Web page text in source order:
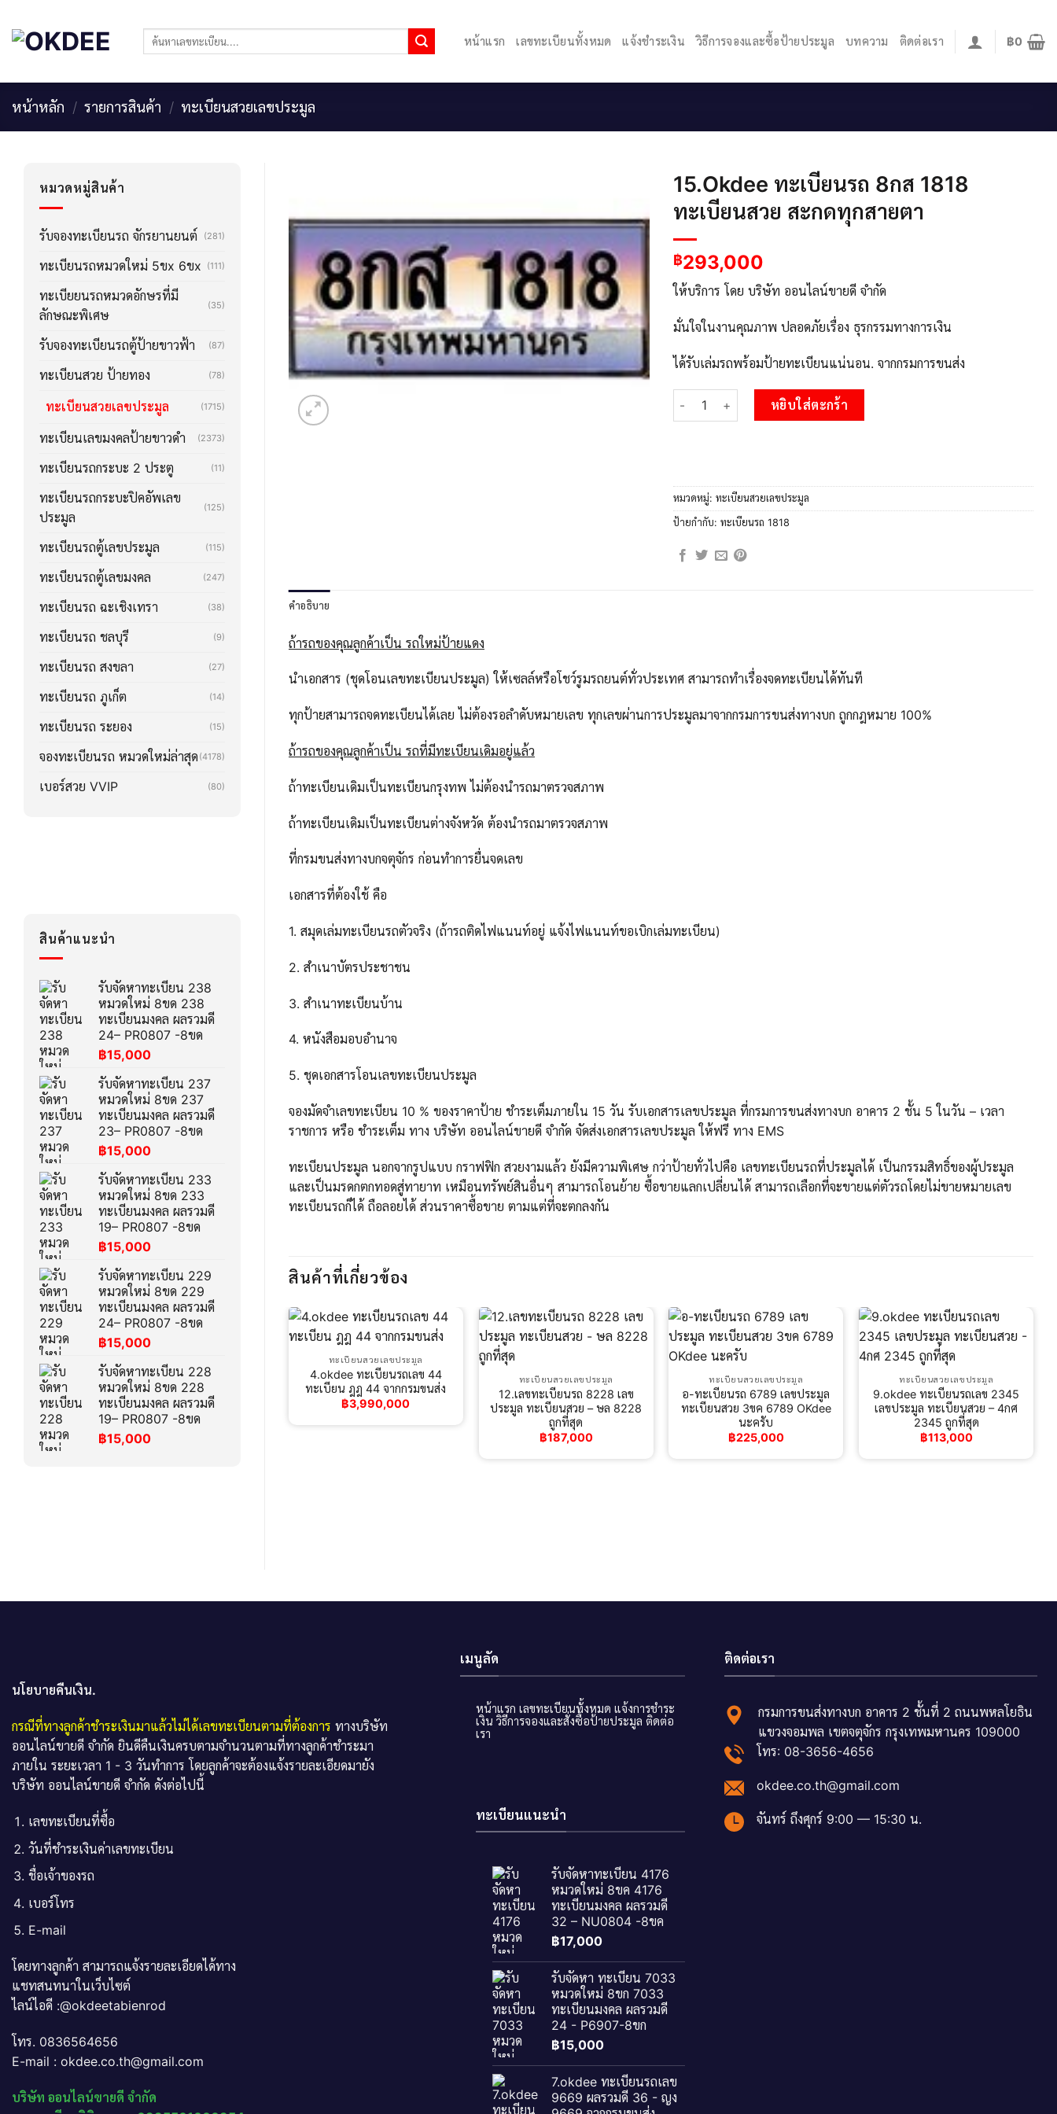
content
ค้นหา: หน้าแรก เลขทะเบียนทั้งหมด แจ้งชำระเงิน วิธีการจองและซื้อป้ายประมูล บทความ ติดต่อเรา ฿0
หน้าหลัก / รายการสินค้า / ทะเบียนสวยเลขประมูล
หมวดหมู่สินค้า
รับจองทะเบียนรถ จักรยานยนต์ (281)
ทะเบียนรถหมวดใหม่ 5ขx 6ขx (111)
ทะเบียยนรถหมวดอักษรที่มี
ลักษณะพิเศษ
(35)
รับจองทะเบียนรถตู้ป้ายขาวฟ้า (87)
ทะเบียนสวย ป้ายทอง (78)
ทะเบียนสวยเลขประมูล (1715)
ทะเบียนเลขมงคลป้ายขาวดำ (2373)
ทะเบียนรถกระบะ 2 ประตู (11)
ทะเบียนรถกระบะปิคอัพเลข
ประมูล
(125)
ทะเบียนรถตู้เลขประมูล (115)
ทะเบียนรถตู้เลขมงคล (247)
ทะเบียนรถ ฉะเชิงเทรา (38)
ทะเบียนรถ ชลบุรี (9)
ทะเบียนรถ สงขลา (27)
ทะเบียนรถ ภูเก็ต (14)
ทะเบียนรถ ระยอง (15)
จองทะเบียนรถ หมวดใหม่ล่าสุด (4178)
เบอร์สวย VVIP (80)
สินค้าแนะนำ
รับจัดหาทะเบียน 238
หมวดใหม่ 8ขด 238
ทะเบียนมงคล ผลรวมดี
24– PR0807 -8ขด
฿15,000
รับจัดหาทะเบียน 237
หมวดใหม่ 8ขด 237
ทะเบียนมงคล ผลรวมดี
23– PR0807 -8ขด
฿15,000
รับจัดหาทะเบียน 233
หมวดใหม่ 8ขด 233
ทะเบียนมงคล ผลรวมดี
19– PR0807 -8ขด
฿15,000
รับจัดหาทะเบียน 229
หมวดใหม่ 8ขด 229
ทะเบียนมงคล ผลรวมดี
24– PR0807 -8ขด
฿15,000
รับจัดหาทะเบียน 228
หมวดใหม่ 8ขด 228
ทะเบียนมงคล ผลรวมดี
19– PR0807 -8ขด
฿15,000
15.Okdee ทะเบียนรถ 8กส 1818
ทะเบียนสวย สะกดทุกสายตา
฿293,000
ให้บริการ โดย บริษัท ออนไลน์ขายดี จำกัด
มั่นใจในงานคุณภาพ ปลอดภัยเรื่อง ธุรกรรมทางการเงิน
ได้รับเล่มรถพร้อมป้ายทะเบียนแน่นอน. จากกรมการขนส่ง
จำนวน 15.Okdee ทะเบียนรถ 8กส 1818 ทะเบียนสวย สะกดทุกสายตา ชิ้น
หยิบใส่ตะกร้า
หมวดหมู่: ทะเบียนสวยเลขประมูล
ป้ายกำกับ: ทะเบียนรถ 1818
คำอธิบาย
ถ้ารถของคุณลูกค้าเป็น รถใหม่ป้ายแดง
นำเอกสาร (ชุดโอนเลขทะเบียนประมูล) ให้เซลล์หรือโชว์รูมรถยนต์ทั่วประเทศ สามารถทำเรื่องจดทะเบียนได้ทันที
ทุกป้ายสามารถจดทะเบียนได้เลย ไม่ต้องรอลำดับหมายเลข ทุกเลขผ่านการประมูลมาจากกรมการขนส่งทางบก ถูกกฎหมาย 100%
ถ้ารถของคุณลูกค้าเป็น รถที่มีทะเบียนเดิมอยู่แล้ว
ถ้าทะเบียนเดิมเป็นทะเบียนกรุงทพ ไม่ต้องนำรถมาตรวจสภาพ
ถ้าทะเบียนเดิมเป็นทะเบียนต่างจังหวัด ต้องนำรถมาตรวจสภาพ
ที่กรมขนส่งทางบกจตุจักร ก่อนทำการยื่นจดเลข
เอกสารที่ต้องใช้ คือ
1. สมุดเล่มทะเบียนรถตัวจริง (ถ้ารถติดไฟแนนท์อยู่ แจ้งไฟแนนท์ขอเบิกเล่มทะเบียน)
2. สำเนาบัตรประชาชน
3. สำเนาทะเบียนบ้าน
4. หนังสือมอบอำนาจ
5. ชุดเอกสารโอนเลขทะเบียนประมูล
จองมัดจำเลขทะเบียน 10 % ของราคาป้าย ชำระเต็มภายใน 15 วัน รับเอกสารเลขประมูล ที่กรมการขนส่งทางบก อาคาร 2 ชั้น 5 ในวัน – เวลา
ราชการ หรือ ชำระเต็ม ทาง บริษัท ออนไลน์ขายดี จำกัด จัดส่งเอกสารเลขประมูล ให้ฟรี ทาง EMS
ทะเบียนประมูล นอกจากรูปแบบ กราฟฟิก สวยงามแล้ว ยังมีความพิเศษ กว่าป้ายทั่วไปคือ เลขทะเบียนรถที่ประมูลได้ เป็นกรรมสิทธิ์ของผู้ประมูล
และเป็นมรดกตกทอดสู่ทายาท เหมือนทรัพย์สินอื่นๆ สามารถโอนย้าย ซื้อขายแลกเปลี่ยนได้ สามารถเลือกที่จะขายแต่ตัวรถโดยไม่ขายหมายเลข
ทะเบียนรถก็ได้ ถือลอยได้ ส่วนราคาซื้อขาย ตามแต่ที่จะตกลงกัน
สินค้าที่เกี่ยวข้อง
ทะเบียนสวยเลขประมูล
4.okdee ทะเบียนรถเลข 44
ทะเบียน ฎฎ 44 จากกรมขนส่ง
฿3,990,000
ทะเบียนสวยเลขประมูล
12.เลขทะเบียนรถ 8228 เลข
ประมูล ทะเบียนสวย – ษล 8228
ถูกที่สุด
฿187,000
ทะเบียนสวยเลขประมูล
อ-ทะเบียนรถ 6789 เลขประมูล
ทะเบียนสวย 3ขค 6789 OKdee
นะครับ
฿225,000
ทะเบียนสวยเลขประมูล
9.okdee ทะเบียนรถเลข 2345
เลขประมูล ทะเบียนสวย – 4กศ
2345 ถูกที่สุด
฿113,000
นโยบายคืนเงิน.
กรณีที่ทางลูกค้าชำระเงินมาแล้วไม่ได้เลขทะเบียนตามที่ต้องการ ทางบริษัท
ออนไลน์ขายดี จำกัด ยินดีคืนเงินครบตามจำนวนตามที่ทางลูกค้าชำระมา
ภายใน ระยะเวลา 1 - 3 วันทำการ โดยลูกค้าจะต้องแจ้งรายละเอียดมายัง
บริษัท ออนไลน์ขายดี จำกัด ดังต่อไปนี้
เลขทะเบียนที่ซื้อ
วันที่ชำระเงินค่าเลขทะเบียน
ชื่อเจ้าของรถ
เบอร์โทร
E-mail
โดยทางลูกค้า สามารถแจ้งรายละเอียดได้ทาง
แชทสนทนาในเว็บไซต์
ไลน์ไอดี :@okdeetabienrod
โทร. 0836564656
E-mail : okdee.co.th@gmail.com
บริษัท ออนไลน์ขายดี จำกัด
เมนูลัด
หน้าแรก เลขทะเบียนทั้งหมด แจ้งการชำระ
เงิน วิธีการจองและสั่งซื้อป้ายประมูล ติดต่อ
เรา
ทะเบียนแนะนำ
รับจัดหาทะเบียน 4176
หมวดใหม่ 8ขค 4176
ทะเบียนมงคล ผลรวมดี
32 – NU0804 -8ขค
฿17,000
รับจัดหา ทะเบียน 7033
หมวดใหม่ 8ขก 7033
ทะเบียนมงคล ผลรวมดี
24 - P6907-8ขก
฿15,000
7.okdee ทะเบียนรถเลข
9669 ผลรวมดี 36 - ญง
ติดต่อเรา
กรมการขนส่งทางบก อาคาร 2 ชั้นที่ 2 ถนนพหลโยธิน
แขวงจอมพล เขตจตุจักร กรุงเทพมหานคร 109000
โทร: 08-3656-4656
okdee.co.th@gmail.com
จันทร์ ถึงศุกร์ 9:00 — 15:30 น.